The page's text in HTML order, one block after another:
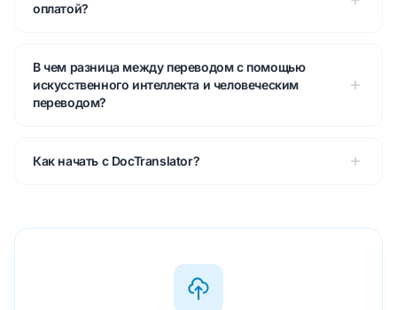
оплатой?
В чем разница между переводом с помощью
искусственного интеллекта и человеческим
переводом?
Как начать с DocTranslator?